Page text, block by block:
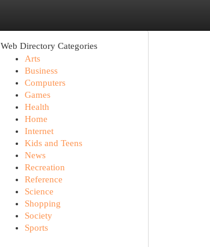
Web Directory Categories
Arts
Business
Computers
Games
Health
Home
Internet
Kids and Teens
News
Recreation
Reference
Science
Shopping
Society
Sports